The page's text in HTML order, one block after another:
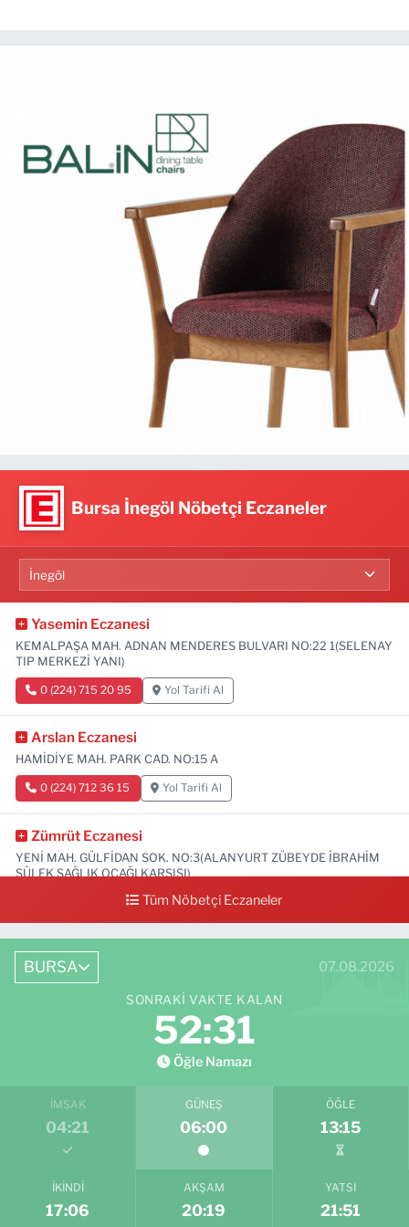
Bursa İnegöl Nöbetçi Eczaneler
Yasemin Eczanesi
KEMALPAŞA MAH. ADNAN MENDERES BULVARI NO:22 1(SELENAY
TIP MERKEZİ YANI)
0 (224) 715 20 95 Yol Tarifi Al
Arslan Eczanesi
HAMİDİYE MAH. PARK CAD. NO:15 A
0 (224) 712 36 15 Yol Tarifi Al
Zümrüt Eczanesi
YENİ MAH. GÜLFİDAN SOK. NO:3(ALANYURT ZÜBEYDE İBRAHİM
SÜLEK SAĞLIK OCAĞI KARŞISI)
0 (531) 239 44 04 Yol Tarifi Al
Tüm Nöbetçi Eczaneler
BURSA 07.08.2026
SONRAKI VAKTE KALAN
52:29
Öğle Namazı
İMSAK
04:21
GÜNEŞ
06:00
ÖĞLE
13:15
İKINDI
17:06
AKŞAM
20:19
YATSI
21:51